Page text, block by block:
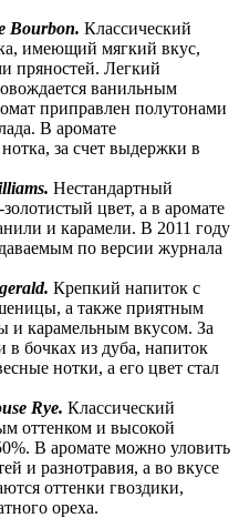
Bourbon. Классический
имеющий мягкий вкус,
пряностей. Легкий
ванильным
приправлен полутонами
В аромате
за счет выдержки в
Нестандартный
цвет, а в аромате
и карамели. В 2011 году
по версии журнала
Крепкий напиток с
а также приятным
и карамельным вкусом. За
бочках из дуба, напиток
нотки, а его цвет стал
Rye. Классический
оттенком и высокой
В аромате можно уловить
и разнотравия, а во вкусе
оттенки гвоздики,
ореха.